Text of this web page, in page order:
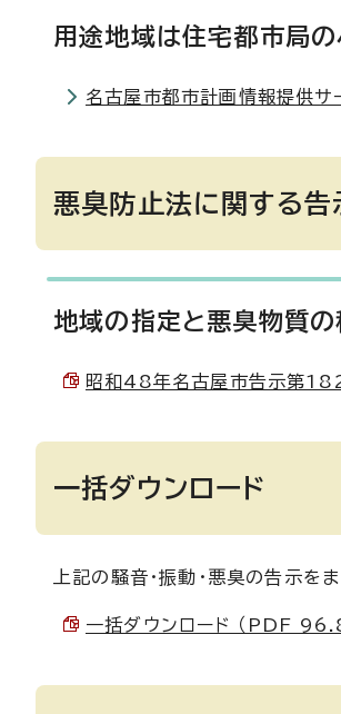
用途地域は住宅都市局の
名古屋市都市計画情報提供サ
悪臭防止法に関する告
地域の指定と悪臭物質
昭和48年名古屋市告示第
一括ダウンロード
上記の騒音・振動・悪臭の告示を
一括ダウンロード （PDF